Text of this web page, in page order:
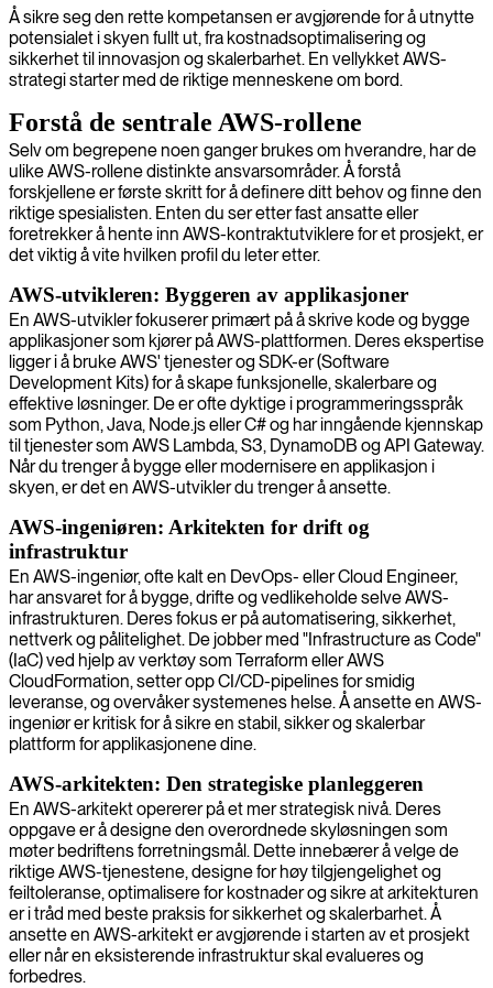
Å sikre seg den rette kompetansen er avgjørende for å utnytte
potensialet i skyen fullt ut, fra kostnadsoptimalisering og
sikkerhet til innovasjon og skalerbarhet. En vellykket AWS-
strategi starter med de riktige menneskene om bord.
Forstå de sentrale AWS-rollene
Selv om begrepene noen ganger brukes om hverandre, har de
ulike AWS-rollene distinkte ansvarsområder. Å forstå
forskjellene er første skritt for å definere ditt behov og finne den
riktige spesialisten. Enten du ser etter fast ansatte eller
foretrekker å hente inn AWS-kontraktutviklere for et prosjekt, er
det viktig å vite hvilken profil du leter etter.
AWS-utvikleren: Byggeren av applikasjoner
En AWS-utvikler fokuserer primært på å skrive kode og bygge
applikasjoner som kjører på AWS-plattformen. Deres ekspertise
ligger i å bruke AWS' tjenester og SDK-er (Software
Development Kits) for å skape funksjonelle, skalerbare og
effektive løsninger. De er ofte dyktige i programmeringsspråk
som Python, Java, Node.js eller C# og har inngående kjennskap
til tjenester som AWS Lambda, S3, DynamoDB og API Gateway.
Når du trenger å bygge eller modernisere en applikasjon i
skyen, er det en AWS-utvikler du trenger å ansette.
AWS-ingeniøren: Arkitekten for drift og
infrastruktur
En AWS-ingeniør, ofte kalt en DevOps- eller Cloud Engineer,
har ansvaret for å bygge, drifte og vedlikeholde selve AWS-
infrastrukturen. Deres fokus er på automatisering, sikkerhet,
nettverk og pålitelighet. De jobber med "Infrastructure as Code"
(IaC) ved hjelp av verktøy som Terraform eller AWS
CloudFormation, setter opp CI/CD-pipelines for smidig
leveranse, og overvåker systemenes helse. Å ansette en AWS-
ingeniør er kritisk for å sikre en stabil, sikker og skalerbar
plattform for applikasjonene dine.
AWS-arkitekten: Den strategiske planleggeren
En AWS-arkitekt opererer på et mer strategisk nivå. Deres
oppgave er å designe den overordnede skyløsningen som
møter bedriftens forretningsmål. Dette innebærer å velge de
riktige AWS-tjenestene, designe for høy tilgjengelighet og
feiltoleranse, optimalisere for kostnader og sikre at arkitekturen
er i tråd med beste praksis for sikkerhet og skalerbarhet. Å
ansette en AWS-arkitekt er avgjørende i starten av et prosjekt
eller når en eksisterende infrastruktur skal evalueres og
forbedres.